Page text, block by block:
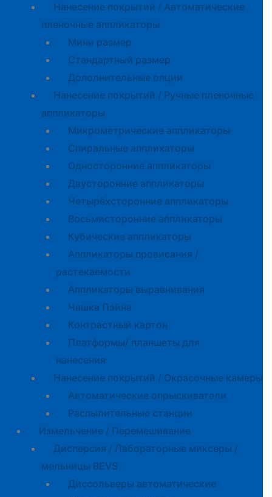
Нанесение покрытий / Автоматические
пленочные аппликаторы
Мини размер
Стандартный размер
Дополнительные опции
Нанесение покрытий / Ручные пленочные
аппликаторы
Микрометрические аппликаторы
Спиральные аппликаторы
Односторонние аппликаторы
Двусторонние аппликаторы
Четырёхсторонние аппликаторы
Восьмисторонние аппликаторы
Кубические аппликаторы
Аппликаторы провисания /
растекаемости
Аппликаторы выравнивания
Чашка Пэйна
Контрастный картон
Платформы/ планшеты для
нанесения
Нанесение покрытий / Окрасочные камеры
Автоматические опрыскиватели
Распылительные станции
Измельчение / Перемешивание
Дисперсия / Лабораторные миксеры /
мельницы BEVS
Диссольверы автоматические